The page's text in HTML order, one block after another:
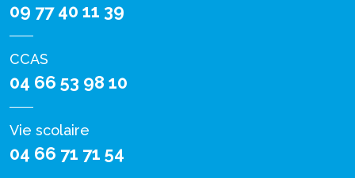
09 77 40 11 39
CCAS
04 66 53 98 10
Vie scolaire
04 66 71 71 54